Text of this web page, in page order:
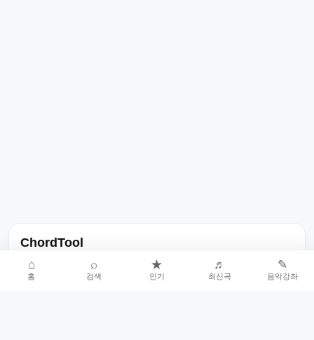
ChordTool
노래 가사, 곡 정보, 코드, 악보를 한곳에서 찾을 수 있는 음악 정보
서비스입니다.
⌂
홈
⌕
검색
★
인기
♬
최신곡
✎
음악강좌